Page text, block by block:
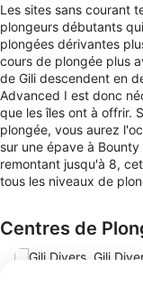
Les sites sans courant
plongeurs débutants
plongées dérivantes
cours de plongée plus
de Gili descendent en
Advanced I est donc
que les îles ont à offrir.
plongée, vous aurez
sur une épave à
remontant jusqu'à 8,
tous les niveaux de
Centres de